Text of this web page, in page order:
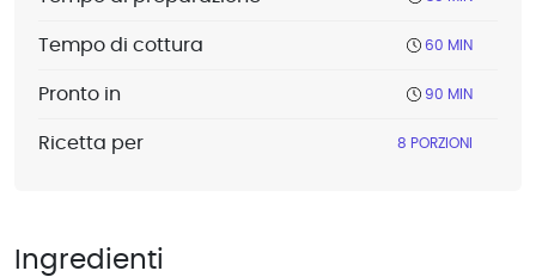
Tempo di cottura 60 MIN
Pronto in 90 MIN
Ricetta per 8 PORZIONI
Ingredienti